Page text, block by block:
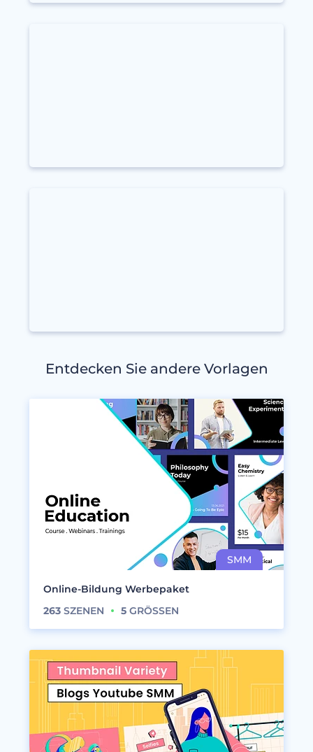
Entdecken Sie andere Vorlagen
Online-Bildung Werbepaket
263 SZENEN 5 GRÖSSEN